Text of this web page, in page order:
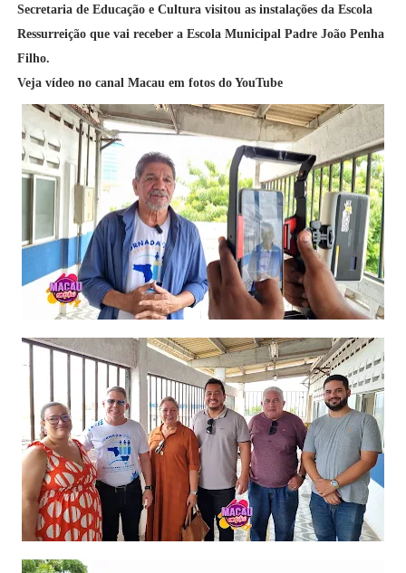
Secretaria de Educação e Cultura visitou as instalações da Escola
Ressurreição que vai receber a Escola Municipal Padre João Penha
Filho.
Veja vídeo no canal Macau em fotos do YouTube